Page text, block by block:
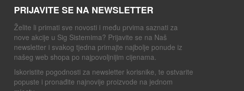
PRIJAVITE SE NA NEWSLETTER
Želite li primati sve novosti i među prvima saznati za
nove akcije u Sig Sistemima? Prijavite se na Naš
newsletter i svakog tjedna primajte najbolje ponude iz
našeg web shopa po najpovoljnijim cijenama.
Iskoristite pogodnosti za newsletter korisnike, te ostvarite
popuste i pronađite najnovije proizvode na jednom